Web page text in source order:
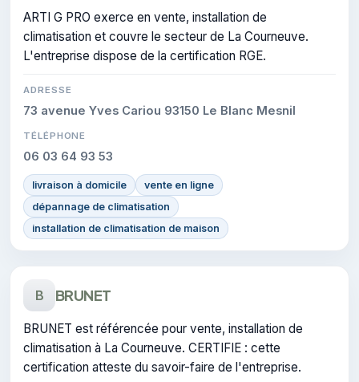
ARTI G PRO exerce en vente, installation de
climatisation et couvre le secteur de La Courneuve.
L'entreprise dispose de la certification RGE.
ADRESSE
73 avenue Yves Cariou 93150 Le Blanc Mesnil
TÉLÉPHONE
06 03 64 93 53
livraison à domicile
vente en ligne
dépannage de climatisation
installation de climatisation de maison
B BRUNET
BRUNET est référencée pour vente, installation de
climatisation à La Courneuve. CERTIFIE : cette
certification atteste du savoir-faire de l'entreprise.